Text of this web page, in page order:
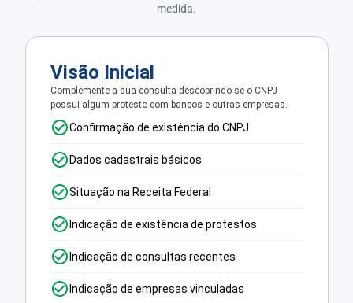
medida.
Visão Inicial
Complemente a sua consulta descobrindo se o CNPJ
possui algum protesto com bancos e outras empresas.
Confirmação de existência do CNPJ
Dados cadastrais básicos
Situação na Receita Federal
Indicação de existência de protestos
Indicação de consultas recentes
Indicação de empresas vinculadas